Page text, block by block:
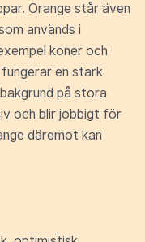
Orange står även
används i
koner och
en stark
på stora
och blir jobbigt för
däremot kan